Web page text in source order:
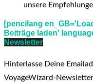
unsere
[pencilang
Beiträge laden'
Newsletter
Hinterlasse Deine
VoyageWizard-